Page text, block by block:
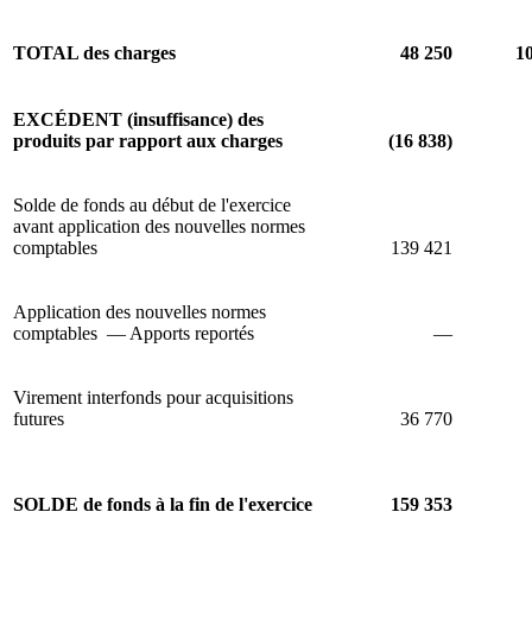
TOTAL des charges 48 250
EXCÉDENT (insuffisance) des
produits par rapport aux charges
(16 838)
Solde de fonds au début de l'exercice
avant application des nouvelles normes
comptables
139 421
Application des nouvelles normes
comptables — Apports reportés
—
Virement interfonds pour acquisitions
futures
36 770
SOLDE de fonds à la fin de l'exercice 159 353